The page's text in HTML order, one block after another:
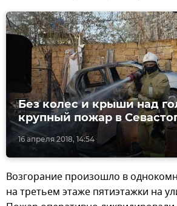
16 апреля 2018, 14:54
Без колес и крыши над
крупный пожар в
Возгорание произошло в
на третьем этаже пятиэтажки на